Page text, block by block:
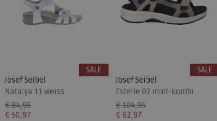
Josef Seibel
Natalya 11 weiss
€ 84,95
€ 50,97
SALE
Josef Seibel
Estelle 02 mint-kombi
€ 104,95
€ 62,97
SALE